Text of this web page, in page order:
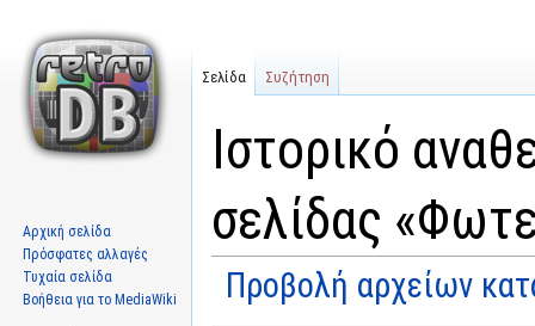
Ιστορικό
σελίδας
Προβολή αρχείων
Σελίδα Συζήτηση
Αρχική σελίδα
Πρόσφατες αλλαγές
Τυχαία σελίδα
Βοήθεια για το MediaWiki